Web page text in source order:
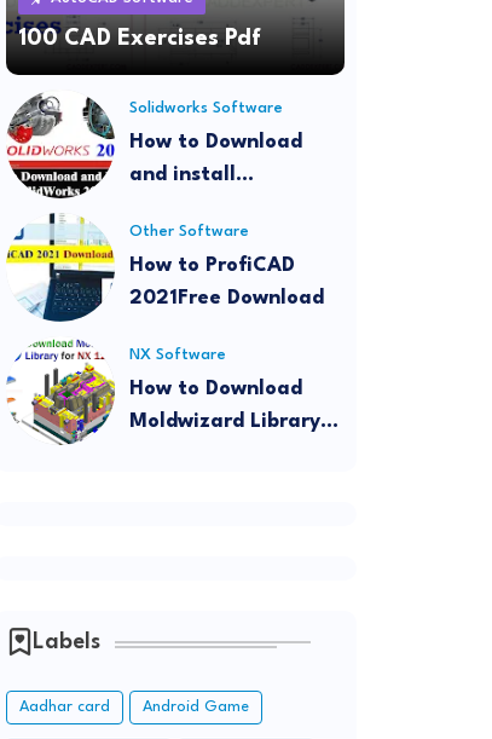
100 CAD Exercises Pdf
Solidworks Software
How to Download
and install
Other Software
How to ProfiCAD
2021Free Download
NX Software
How to Download
Moldwizard Library
Labels
Aadhar card Android Game